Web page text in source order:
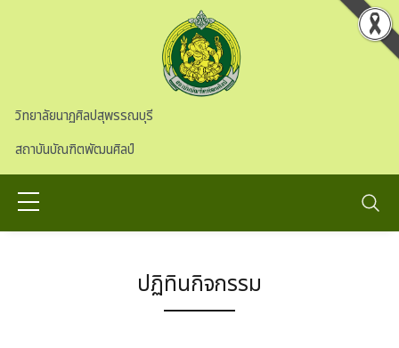
วิทยาลัยนาฏศิลปสุพรรณบุรี
สถาบันบัณฑิตพัฒนศิลป์
ปฏิทินกิจกรรม